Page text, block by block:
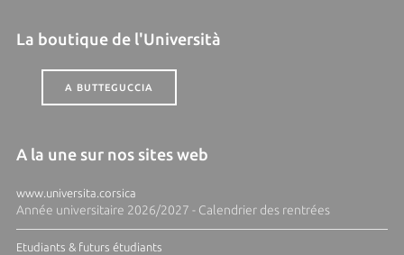
La boutique de l'Università
A BUTTEGUCCIA
A la une sur nos sites web
www.universita.corsica
Année universitaire 2026/2027 - Calendrier des rentrées
Etudiants & futurs étudiants